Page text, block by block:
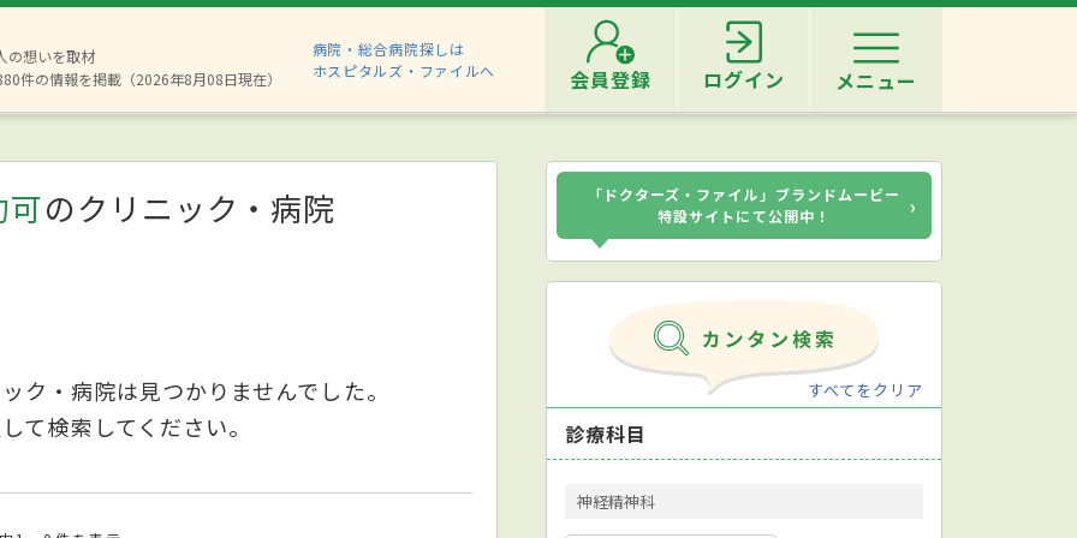
の想いを取材
件の情報を掲載（2026年8月08日現在）
病院・総合病院探しは
ホスピタルズ・ファイルへ
会員登録 ログイン メニュー
可のクリニック・病院
ク・病院は見つかりませんでした。
て検索してください。
「ドクターズ・ファイル」ブランドムービー
特設サイトにて公開中！
›
すべてをクリア
診療科目
神経精神科